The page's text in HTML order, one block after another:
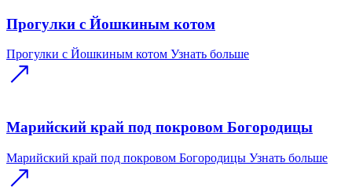
Прогулки с Йошкиным котом
Прогулки с Йошкиным котом Узнать больше
Марийский край под покровом Богородицы
Марийский край под покровом Богородицы Узнать больше